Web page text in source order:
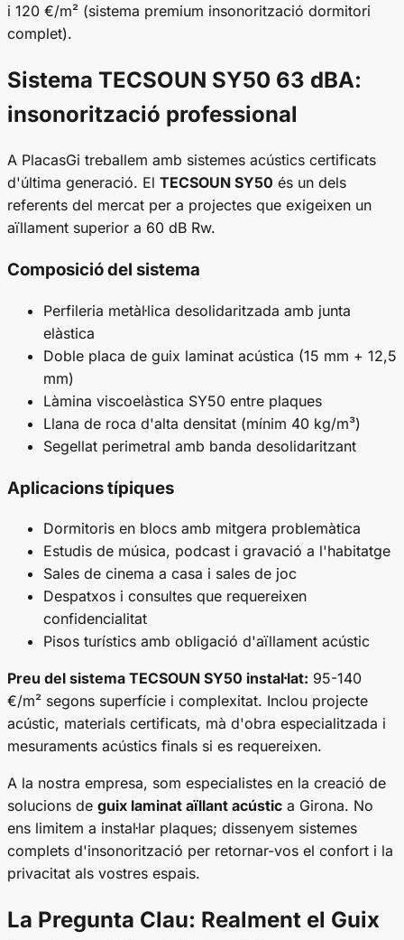
i 120 €/m² (sistema premium insonorització dormitori
complet).
Sistema TECSOUN SY50 63 dBA:
insonorització professional
A PlacasGi treballem amb sistemes acústics certificats
d'última generació. El TECSOUN SY50 és un dels
referents del mercat per a projectes que exigeixen un
aïllament superior a 60 dB Rw.
Composició del sistema
Perfileria metàl·lica desolidaritzada amb junta
elàstica
Doble placa de guix laminat acústica (15 mm + 12,5
mm)
Làmina viscoelàstica SY50 entre plaques
Llana de roca d'alta densitat (mínim 40 kg/m³)
Segellat perimetral amb banda desolidaritzant
Aplicacions típiques
Dormitoris en blocs amb mitgera problemàtica
Estudis de música, podcast i gravació a l'habitatge
Sales de cinema a casa i sales de joc
Despatxos i consultes que requereixen
confidencialitat
Pisos turístics amb obligació d'aïllament acústic
Preu del sistema TECSOUN SY50 instal·lat: 95-140
€/m² segons superfície i complexitat. Inclou projecte
acústic, materials certificats, mà d'obra especialitzada i
mesuraments acústics finals si es requereixen.
A la nostra empresa, som especialistes en la creació de
solucions de guix laminat aïllant acústic a Girona. No
ens limitem a instal·lar plaques; dissenyem sistemes
complets d'insonorització per retornar-vos el confort i la
privacitat als vostres espais.
La Pregunta Clau: Realment el Guix